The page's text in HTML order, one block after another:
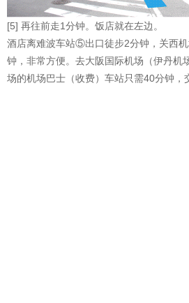
[5] 再往前走1分钟。饭店就在左边。
酒店离难波车站⑤出口徒步2分钟，关西
钟，非常方便。去大阪国际机场（伊丹机
场的机场巴士（收费）车站只需40分钟，